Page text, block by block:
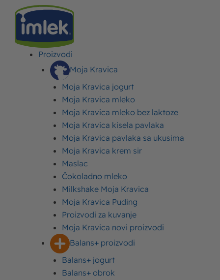
Proizvodi
Moja Kravica
Moja Kravica jogurt
Moja Kravica mleko
Moja Kravica mleko bez laktoze
Moja Kravica kisela pavlaka
Moja Kravica pavlaka sa ukusima
Moja Kravica krem sir
Maslac
Čokoladno mleko
Milkshake Moja Kravica
Moja Kravica Puding
Proizvodi za kuvanje
Moja Kravica novi proizvodi
Balans+ proizvodi
Balans+ jogurt
Balans+ obrok
>RECEPTI>POSLASTICE (DEZERTI)
>DOBOŠ TORTA – RECEPTI ZA NAJUKUSNIJU DOBOŠ TORTU
Doboš torta – recepti za
najukusniju doboš tortu
28. novembar 2023. Ažurirano: 21. mart 2024. Autor:Imlek